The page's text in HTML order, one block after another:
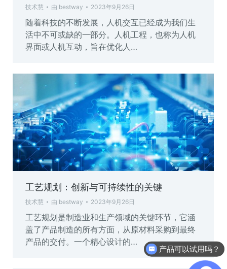
技术慧 由 bestway 2023年9月26日
随着科技的不断发展，人机交互已经成为我们生
活中不可或缺的一部分。人机工程，也称为人机
界面或人机互动，旨在优化人…
工艺规划：创新与可持续性的关键
技术慧 由 bestway 2023年9月26日
工艺规划是制造业和生产领域的关键环节，它涵
盖了产品制造的所有方面，从原材料采购到最终
产品的交付。一个精心设计的…
产品可以试用吗？